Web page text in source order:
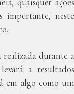
quaisquer ações
importante, neste
realizada durante a
a resultados
em algo como um